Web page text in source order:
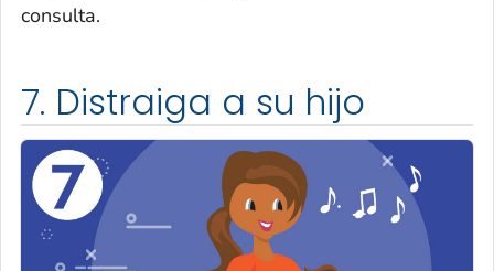
consulta.
7. Distraiga a su hijo